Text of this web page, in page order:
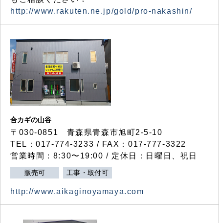
http://www.rakuten.ne.jp/gold/pro-nakashin/
合カギの山谷
〒030-0851 青森県青森市旭町2-5-10
TEL：017-774-3233 / FAX：017-777-3322
営業時間：8:30〜19:00 / 定休日：日曜日、祝日
販売可 工事・取付可
http://www.aikaginoyamaya.com